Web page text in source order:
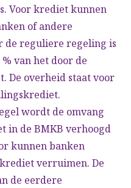
Voor krediet kunnen
of andere
de reguliere regeling is
van het door de
De overheid staat voor
wordt de omvang
in de BMKB verhoogd
kunnen banken
verruimen. De
de eerdere